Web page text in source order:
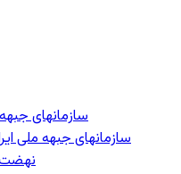
- سازمانهای
- سازمانهای جبهه ملی
-